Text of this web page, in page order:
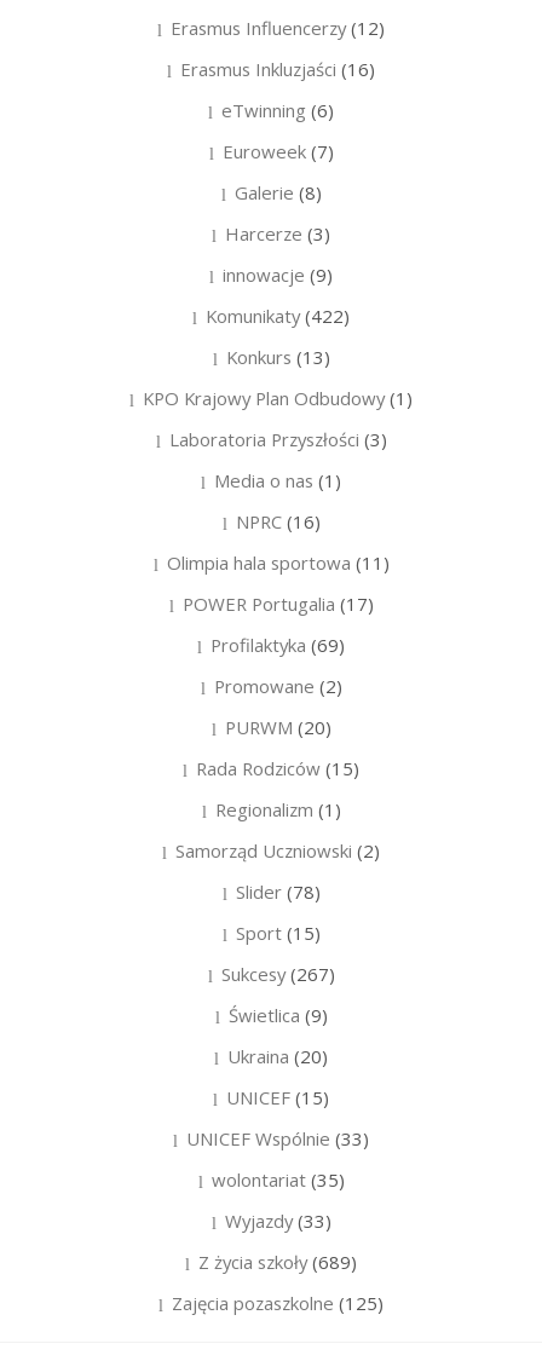
Erasmus Influencerzy(12)
Erasmus Inkluzjaści (16)
eTwinning (6)
Euroweek(7)
Galerie (8)
Harcerze (3)
innowacje (9)
Komunikaty(422)
Konkurs (13)
KPO Krajowy Plan Odbudowy(1)
Laboratoria Przyszłości (3)
Media o nas (1)
NPRC(16)
Olimpia hala sportowa (11)
POWER Portugalia (17)
Profilaktyka (69)
Promowane (2)
PURWM (20)
Rada Rodziców (15)
Regionalizm (1)
Samorząd Uczniowski (2)
Slider(78)
Sport(15)
Sukcesy(267)
Świetlica (9)
Ukraina (20)
UNICEF (15)
UNICEF Wspólnie (33)
wolontariat(35)
Wyjazdy(33)
Z życia szkoły(689)
Zajęcia pozaszkolne (125)